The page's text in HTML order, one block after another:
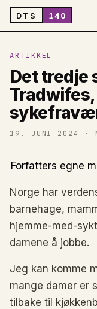
DTS 140
ARTIKKEL
Det tredje
19. JUNI 2024 ·
Forfatters egne
Norge har
barnehage,
hjemme-med-
damene å jobbe.
Jeg kan komme
mange damer er
tilbake til